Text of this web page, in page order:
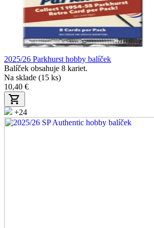
2025/26 Parkhurst hobby balíček
Balíček obsahuje 8 kariet.
Na sklade (15 ks)
10,40 €
+24